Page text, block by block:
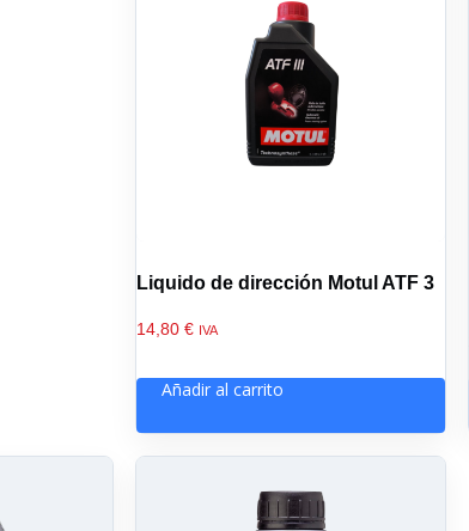
Liquido de dirección Motul ATF 3
14,80 € IVA
Añadir al carrito